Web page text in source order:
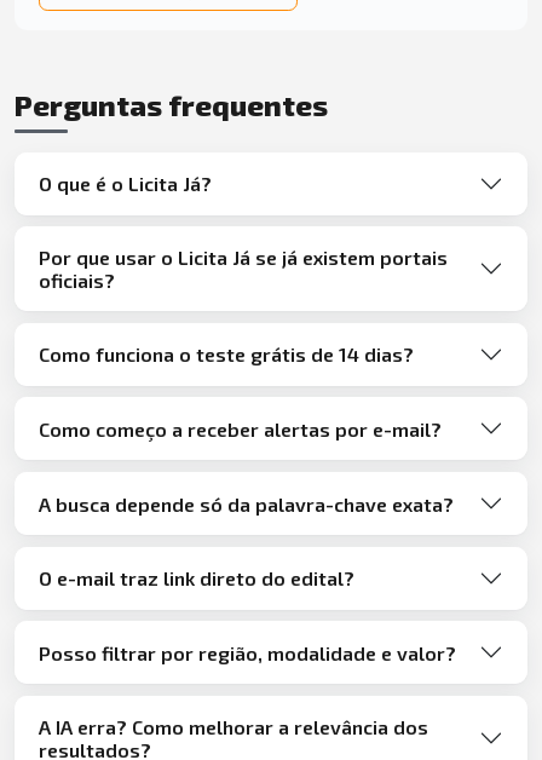
Perguntas frequentes
O que é o Licita Já?
Por que usar o Licita Já se já existem portais
oficiais?
Como funciona o teste grátis de 14 dias?
Como começo a receber alertas por e-mail?
A busca depende só da palavra-chave exata?
O e-mail traz link direto do edital?
Posso filtrar por região, modalidade e valor?
A IA erra? Como melhorar a relevância dos
resultados?